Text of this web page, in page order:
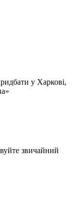
у Харкові,
звичайний